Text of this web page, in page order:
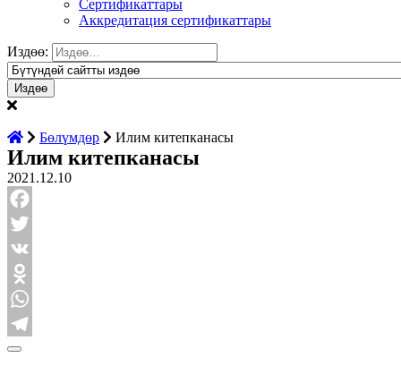
Сертификаттары
Аккредитация сертификаттары
Издөө:
Бөлүмдөр Илим китепканасы
Илим китепканасы
2021.12.10
Facebook
Twitter
VK
Odnoklassniki
WhatsApp
Telegram